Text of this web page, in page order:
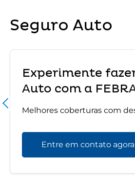
Seguro Auto
Experimente
Auto com a
Melhores coberturas com
Entre em contato agora